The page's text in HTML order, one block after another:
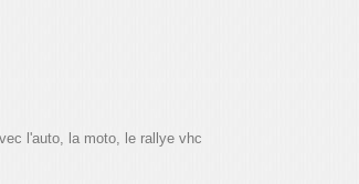
l'auto, la moto, le rallye vhc